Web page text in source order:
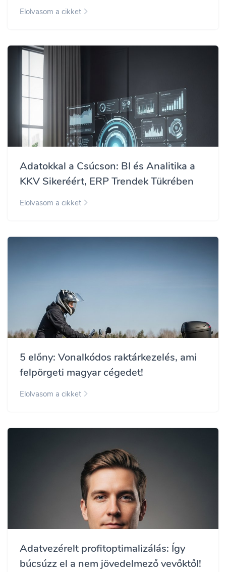
Elolvasom a cikket
Adatokkal a Csúcson: BI és Analitika a
KKV Sikeréért, ERP Trendek Tükrében
Elolvasom a cikket
5 előny: Vonalkódos raktárkezelés, ami
felpörgeti magyar cégedet!
Elolvasom a cikket
Adatvezérelt profitoptimalizálás: Így
búcsúzz el a nem jövedelmező vevőktől!